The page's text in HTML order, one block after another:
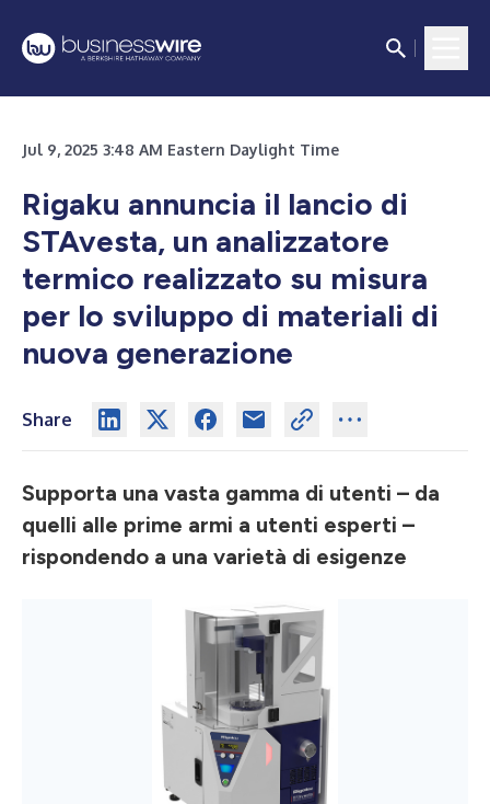
Jul 9, 2025 3:48 AM Eastern Daylight Time
Rigaku annuncia il lancio di
STAvesta, un analizzatore
termico realizzato su misura
per lo sviluppo di materiali di
nuova generazione
Share
Supporta una vasta gamma di utenti – da
quelli alle prime armi a utenti esperti –
rispondendo a una varietà di esigenze